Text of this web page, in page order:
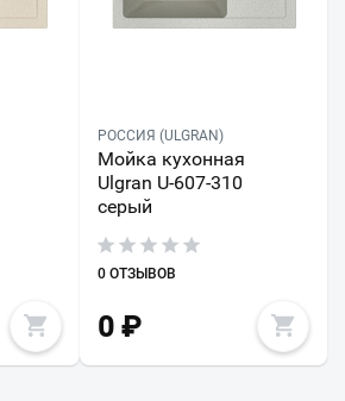
РОССИЯ (ULGRAN)
Мойка кухонная
Ulgran U-607-310
серый
0 ОТЗЫВОВ
0₽